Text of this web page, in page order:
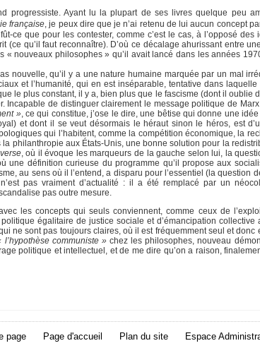
progressiste. Ayant lu la plupart de ses livres quelque peu
française , je peux dire que je n’ai retenu de lui aucun concept
que pour les contester, comme c’est le cas, à l’opposé des
(ce qu’il faut reconnaître). D’où ce décalage ahurissant entre
nouveaux philosophes » qu’il avait lancé dans les années
nouvelle, qu’il y a une nature humaine marquée par un mal
et l’humanité, qui en est inséparable, tentative dans
le plus constant, il y a, bien plus que le fascisme (dont il oublie
Incapable de distinguer clairement le message politique de
», ce qui constitue, j’ose le dire, une bêtise qui donne une idée
et dont il se veut désormais le héraut sinon le héros, est
qui l’habitent, comme la compétition économique, la
philanthropie aux États-Unis, une bonne solution pour la
, où il évoque les marqueurs de la gauche selon lui, la
une définition curieuse du programme qu’il propose aux
au sens où il l’entend, a disparu pour l’essentiel (la question
pas vraiment d’actualité : il a été remplacé par un
pas outre mesure.
les concepts qui seuls conviennent, comme ceux de
égalitaire de justice sociale et d’émancipation collective
ne sont pas toujours claires, où il est fréquemment seul et donc
l’hypothèse communiste »chez les philosophes, nouveau
politique et intellectuel, et de me dire qu’on a raison,
page Page d'accueil Plan du site Espace